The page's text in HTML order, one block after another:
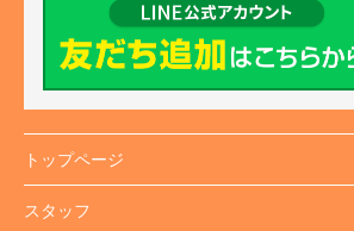
トップページ
スタッフ